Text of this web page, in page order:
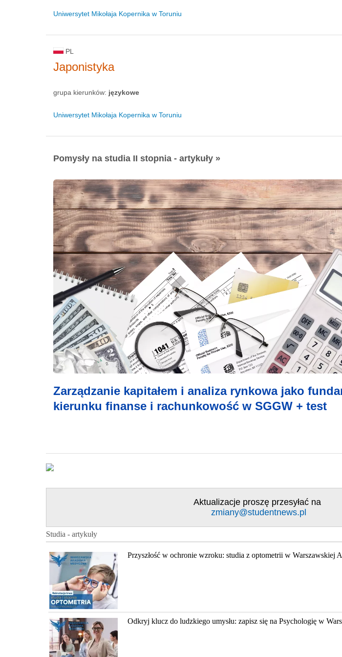
Uniwersytet Mikołaja Kopernika w Toruniu
PL
Japonistyka
grupa kierunków: językowe
Uniwersytet Mikołaja Kopernika w Toruniu
Pomysły na studia II stopnia - artykuły »
Zarządzanie kapitałem i analiza rynkowa jako
kierunku finanse i rachunkowość w SGGW + test
Aktualizacje proszę przesyłać na
zmiany@studentnews.pl
Studia - artykuły
Przyszłość w ochronie wzroku: studia z optometrii w Warszawskiej
Odkryj klucz do ludzkiego umysłu: zapisz się na Psychologię w